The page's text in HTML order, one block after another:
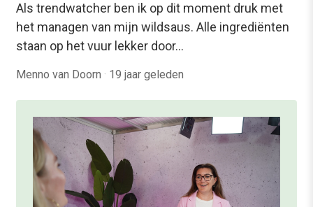
Als trendwatcher ben ik op dit moment druk met
het managen van mijn wildsaus. Alle ingrediënten
staan op het vuur lekker door…
Menno van Doorn · 19 jaar geleden